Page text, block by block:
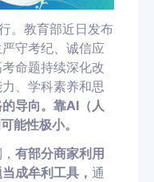
。教育部近日发布
守考纪、诚信应
命题持续深化改
、学科素养和思
导向。靠AI （人
能性极小。
有部分商家利用
成牟利工具， 通